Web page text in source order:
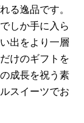
る逸品です。
しか手に入ら
出をより一層
けのギフトを
成長を祝う素
スイーツでお